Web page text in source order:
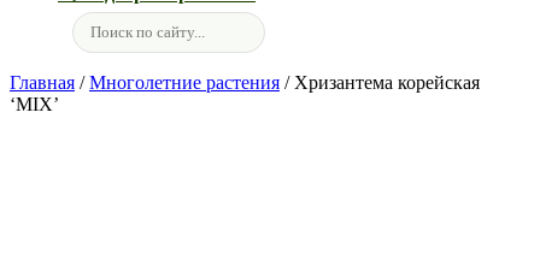
Главная /Многолетние растения / Хризантема корейская
‘MIX’